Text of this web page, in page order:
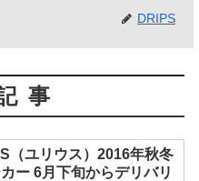
DRIPS
事
（ユリウス）2016年秋冬
ー 6月下旬からデリバリ